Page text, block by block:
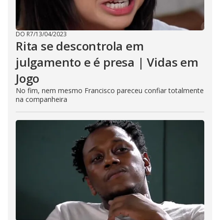
DO R7/13/04/2023
Rita se descontrola em
julgamento e é presa | Vidas em
Jogo
No fim, nem mesmo Francisco pareceu confiar totalmente
na companheira